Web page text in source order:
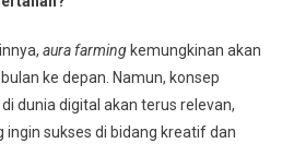
aura farmingkemungkinan akan
ke depan. Namun, konsep
dunia digital akan terus relevan,
sukses di bidang kreatif dan